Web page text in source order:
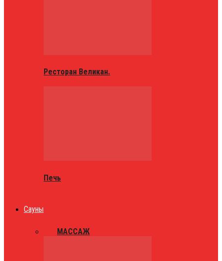
Ресторан Великан.
Печь
Сауны
МАССАЖ